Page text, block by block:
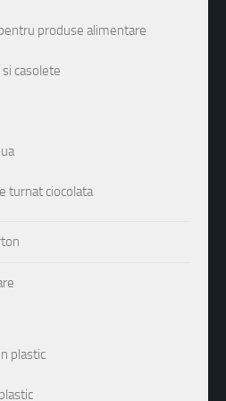
produse alimentare
si casolete
turnat ciocolata
plastic